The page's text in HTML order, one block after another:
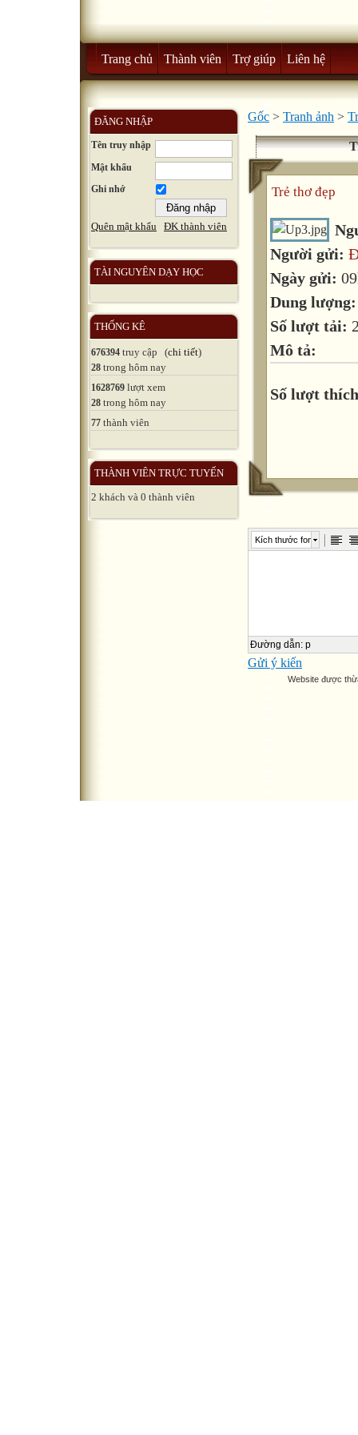
Trang chủ Thành viên Trợ giúp Liên hệ
ĐĂNG NHẬP
Tên truy nhập
Mật khẩu
Ghi nhớ
Quên mật khẩu ĐK thành viên
TÀI NGUYÊN DẠY HỌC
THỐNG KÊ
676394 truy cập (chi tiết)
28 trong hôm nay
1628769 lượt xem
28 trong hôm nay
77 thành viên
THÀNH VIÊN TRỰC TUYẾN
2 khách và 0 thành viên
Gốc > Tranh ảnh >
Trẻ thơ đẹp
Người gửi:
Ngày gửi:
Dung
Số lượt tải:
Mô tả:
Số lượt
Kích thước font
Đường dẫn: p
Gửi ý kiến
Website được